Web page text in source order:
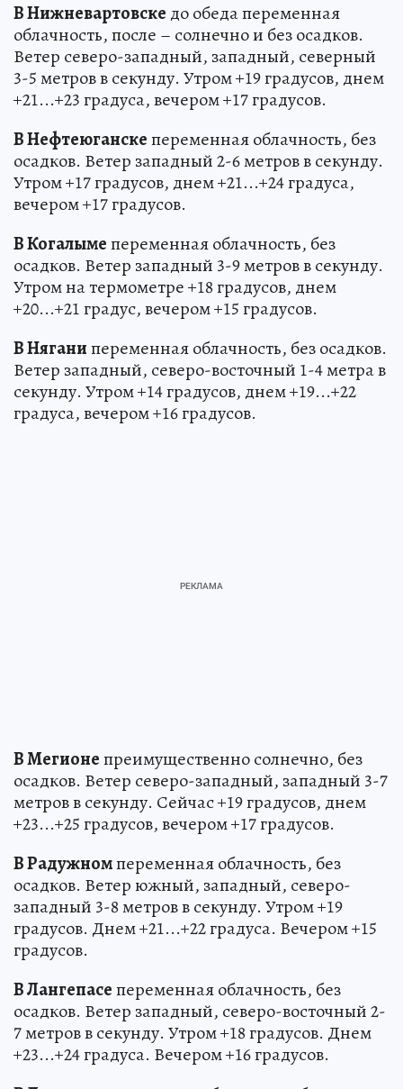
В Нижневартовске до обеда переменная
облачность, после – солнечно и без осадков.
Ветер северо-западный, западный, северный
3-5 метров в секунду. Утром +19 градусов, днем
+21...+23 градуса, вечером +17 градусов.
В Нефтеюганскепеременная облачность, без
осадков. Ветер западный 2-6 метров в секунду.
Утром +17 градусов, днем +21...+24 градуса,
вечером +17 градусов.
В Когалымепеременная облачность, без
осадков. Ветер западный 3-9 метров в секунду.
Утром на термометре +18 градусов, днем
+20...+21 градус, вечером +15 градусов.
В Няганипеременная облачность, без осадков.
Ветер западный, северо-восточный 1-4 метра в
секунду. Утром +14 градусов, днем +19...+22
градуса, вечером +16 градусов.
В Мегионепреимущественно солнечно, без
осадков. Ветер северо-западный, западный 3-7
метров в секунду. Сейчас +19 градусов, днем
+23...+25 градусов, вечером +17 градусов.
В Радужномпеременная облачность, без
осадков. Ветер южный, западный, северо-
западный 3-8 метров в секунду. Утром +19
градусов. Днем +21...+22 градуса. Вечером +15
градусов.
В Лангепасепеременная облачность, без
осадков. Ветер западный, северо-восточный 2-
7 метров в секунду. Утром +18 градусов. Днем
+23...+24 градуса. Вечером +16 градусов.